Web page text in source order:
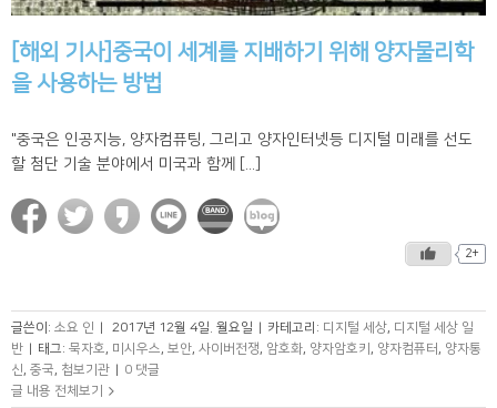
[해외 기사]중국이 세계를 지배하기 위해 양자물리학
을 사용하는 방법
"중국은 인공지능, 양자컴퓨팅, 그리고 양자인터넷등 디지털 미래를 선도
할 첨단 기술 분야에서 미국과 함께 [...]
2+
글쓴이: 소요 인 | 2017년 12월 4일. 월요일 | 카테고리: 디지털 세상, 디지털 세상 일
반 | 태그: 묵자호, 미시우스, 보안, 사이버전쟁, 암호화, 양자암호키 , 양자컴퓨터 , 양자통
신, 중국, 첩보기관 | 0 댓글
글 내용 전체보기